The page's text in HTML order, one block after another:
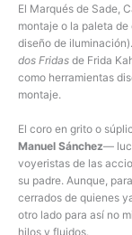
El Marqués de Sade,
montaje o la paleta
diseño de iluminación).
dos Fridas de Frida
como herramientas
montaje.
El coro en grito o
Manuel Sánchez—
voyeristas de las
su padre. Aunque,
cerrados de quienes
otro lado para así no
hilos y fluidos.